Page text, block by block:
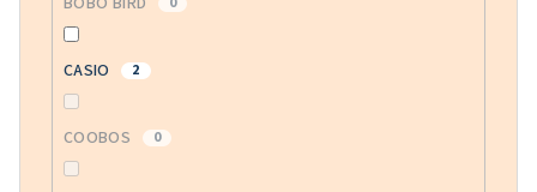
CASIO 2
COOBOS 0